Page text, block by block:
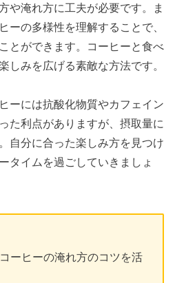
や淹れ方に工夫が必要です。ま
ーの多様性を理解することで、
とができます。コーヒーと食べ
しみを広げる素敵な方法です。
ーには抗酸化物質やカフェイン
た利点がありますが、摂取量に
自分に合った楽しみ方を見つけ
タイムを過ごしていきましょ
ーヒーの淹れ方のコツを活